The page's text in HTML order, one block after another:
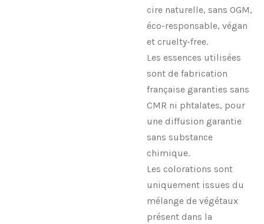
cire naturelle, sans OGM,
éco-responsable, végan
et cruelty-free.
Les essences utilisées
sont de fabrication
française garanties sans
CMR ni phtalates, pour
une diffusion garantie
sans substance
chimique.
Les colorations sont
uniquement issues du
mélange de végétaux
présent dans la